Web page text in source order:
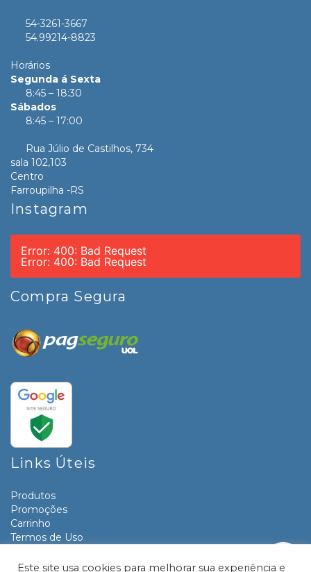
54-3261-3667
54.99214-8823
Horários
Segunda á Sexta
8:45 – 18:30
Sábados
8:45 – 17:00
Rua Júlio de Castilhos, 734
sala 102,103
Centro
Farroupilha -RS
Instagram
Error: 400: Bad Request
Error: 400: Bad Request
Compra Segura
Links Úteis
Produtos
Promoções
Carrinho
Termos de Uso
Contato
Este site usa cookies para melhorar sua experiência e